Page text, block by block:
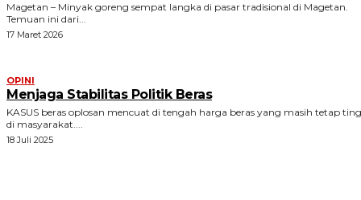
Magetan – Minyak goreng sempat langka di pasar tradisional di Magetan.
Temuan ini dari...
17 Maret 2026
OPINI
Menjaga Stabilitas Politik Beras
KASUS beras oplosan mencuat di tengah harga beras yang masih tetap
di masyarakat....
18 Juli 2025